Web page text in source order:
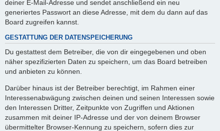
deiner E-Mail-Adresse und sendet anschließend ein neu
generiertes Passwort an diese Adresse, mit dem du dann auf das
Board zugreifen kannst.
GESTATTUNG DER DATENSPEICHERUNG
Du gestattest dem Betreiber, die von dir eingegebenen und oben
näher spezifizierten Daten zu speichern, um das Board betreiben
und anbieten zu können.
Darüber hinaus ist der Betreiber berechtigt, im Rahmen einer
Interessenabwägung zwischen deinen und seinen Interessen sowie
den Interessen Dritter, Zeitpunkte von Zugriffen und Aktionen
zusammen mit deiner IP-Adresse und der von deinem Browser
übermittelter Browser-Kennung zu speichern, sofern dies zur